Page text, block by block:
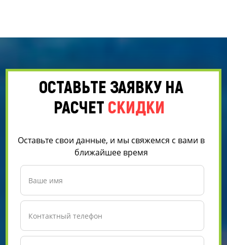
ОСТАВЬТЕ ЗАЯВКУ НА
РАСЧЕТ СКИДКИ
Оставьте свои данные, и мы свяжемся с вами в
ближайшее время